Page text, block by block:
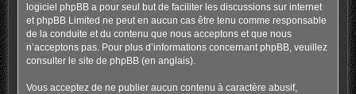
logiciel phpBB a pour seul but de faciliter les discussions sur internet
et phpBB Limited ne peut en aucun cas être tenu comme responsable
de la conduite et du contenu que nous acceptons et que nous
n’acceptons pas. Pour plus d’informations concernant phpBB, veuillez
consulter le site de phpBB(en anglais).
Vous acceptez de ne publier aucun contenu à caractère abusif,